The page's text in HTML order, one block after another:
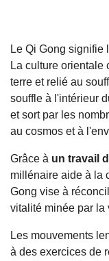
Le Qi Gong signifie
La culture orientale
terre et relié au
souffle à l'intérieur
et sort par les
au cosmos et à
Grâce à un travail
millénaire aide à la
Gong vise à
vitalité minée par la
Les mouvements
à des exercices de